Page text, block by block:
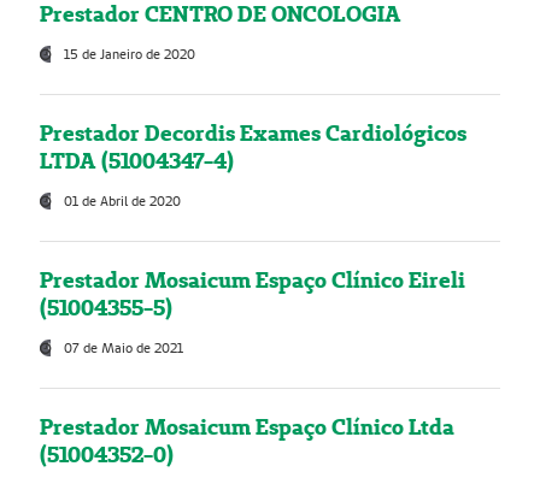
Prestador CENTRO DE ONCOLOGIA
15 de Janeiro de 2020
Prestador Decordis Exames Cardiológicos
LTDA (51004347-4)
01 de Abril de 2020
Prestador Mosaicum Espaço Clínico Eireli
(51004355-5)
07 de Maio de 2021
Prestador Mosaicum Espaço Clínico Ltda
(51004352-0)